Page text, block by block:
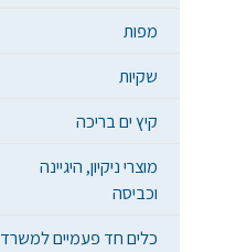
מפות
שקיות
קיץ ים בריכה
מוצרי ניקיון, היגיינה
וכביסה
כלים חד פעמיים למשרד